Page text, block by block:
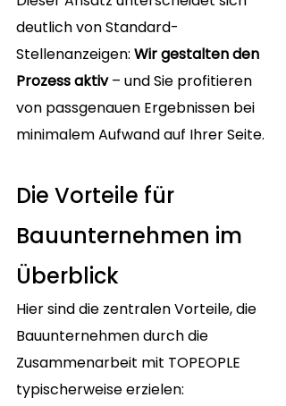
deutlich von Standard-
Stellenanzeigen: Wir gestalten den
Prozess aktiv – und Sie profitieren
von passgenauen Ergebnissen bei
minimalem Aufwand auf Ihrer Seite.
Die Vorteile für
Bauunternehmen im
Überblick
Hier sind die zentralen Vorteile, die
Bauunternehmen durch die
Zusammenarbeit mit TOPEOPLE
typischerweise erzielen: